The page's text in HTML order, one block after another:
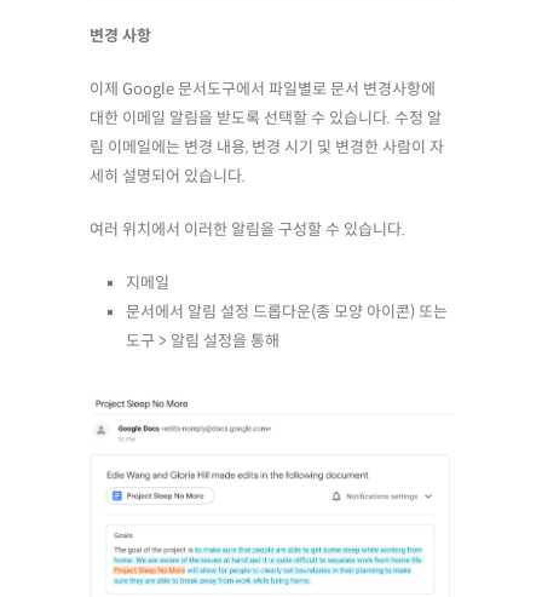
변경 사항
이제 Google 문서도구에서 파일별로 문서 변경사항에
대한 이메일 알림을 받도록 선택할 수 있습니다. 수정 알
림 이메일에는 변경 내용, 변경 시기 및 변경한 사람이 자
세히 설명되어 있습니다.
여러 위치에서 이러한 알림을 구성할 수 있습니다.
지메일
문서에서 알림 설정 드롭다운(종 모양 아이콘) 또는
도구 > 알림 설정을 통해